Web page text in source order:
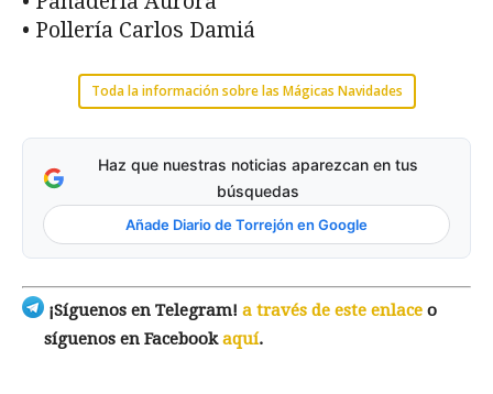
• Pollería Carlos Damiá
Toda la información sobre las Mágicas Navidades
Haz que nuestras noticias aparezcan en tus
búsquedas
Añade Diario de Torrejón en Google
¡Síguenos en Telegram! a través de este enlace o
síguenos en Facebookaquí.